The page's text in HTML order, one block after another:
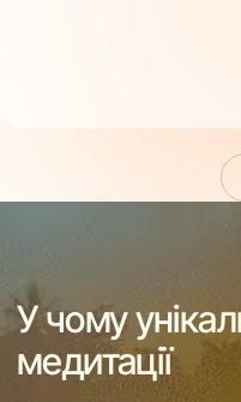
У чому
медитації